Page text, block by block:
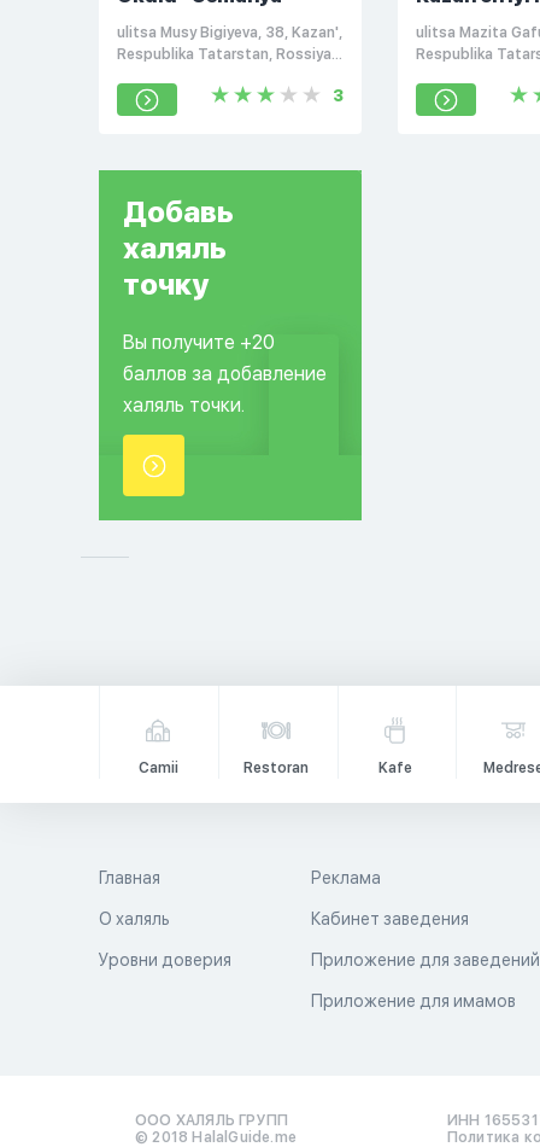
ulitsa Musy Bigiyeva, 38, Kazan',
Respublika Tatarstan, Rossiya,
3
medrese
yıldönümü
ulitsa Mazita
Respublika
Добавь
халяль
точку
Вы получите +20
баллов за добавление
халяль точки.
Camii Restoran Kafe
Главная
О халяль
Уровни доверия
Реклама
Кабинет заведения
Приложение для заведений
Приложение для имамов
ООО ХАЛЯЛЬ ГРУПП
© 2018 HalalGuide.me
ИНН
Политика